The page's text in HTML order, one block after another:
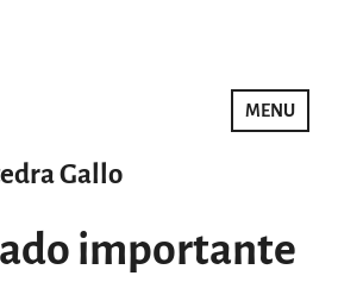
Gallo
MENU
importante